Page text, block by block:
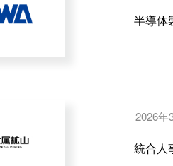
半導体
2026年
統合人